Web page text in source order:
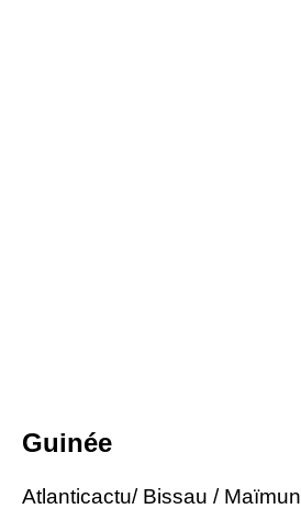
Guinée
Atlanticactu/ Bissau /